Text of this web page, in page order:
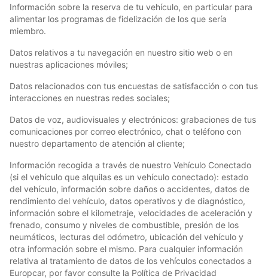
Información sobre la reserva de tu vehículo, en particular para
alimentar los programas de fidelización de los que sería
miembro.
Datos relativos a tu navegación en nuestro sitio web o en
nuestras aplicaciones móviles;
Datos relacionados con tus encuestas de satisfacción o con tus
interacciones en nuestras redes sociales;
Datos de voz, audiovisuales y electrónicos: grabaciones de tus
comunicaciones por correo electrónico, chat o teléfono con
nuestro departamento de atención al cliente;
Información recogida a través de nuestro Vehículo Conectado
(si el vehículo que alquilas es un vehículo conectado): estado
del vehículo, información sobre daños o accidentes, datos de
rendimiento del vehículo, datos operativos y de diagnóstico,
información sobre el kilometraje, velocidades de aceleración y
frenado, consumo y niveles de combustible, presión de los
neumáticos, lecturas del odómetro, ubicación del vehículo y
otra información sobre el mismo. Para cualquier información
relativa al tratamiento de datos de los vehículos conectados a
Europcar, por favor consulte la Política de Privacidad